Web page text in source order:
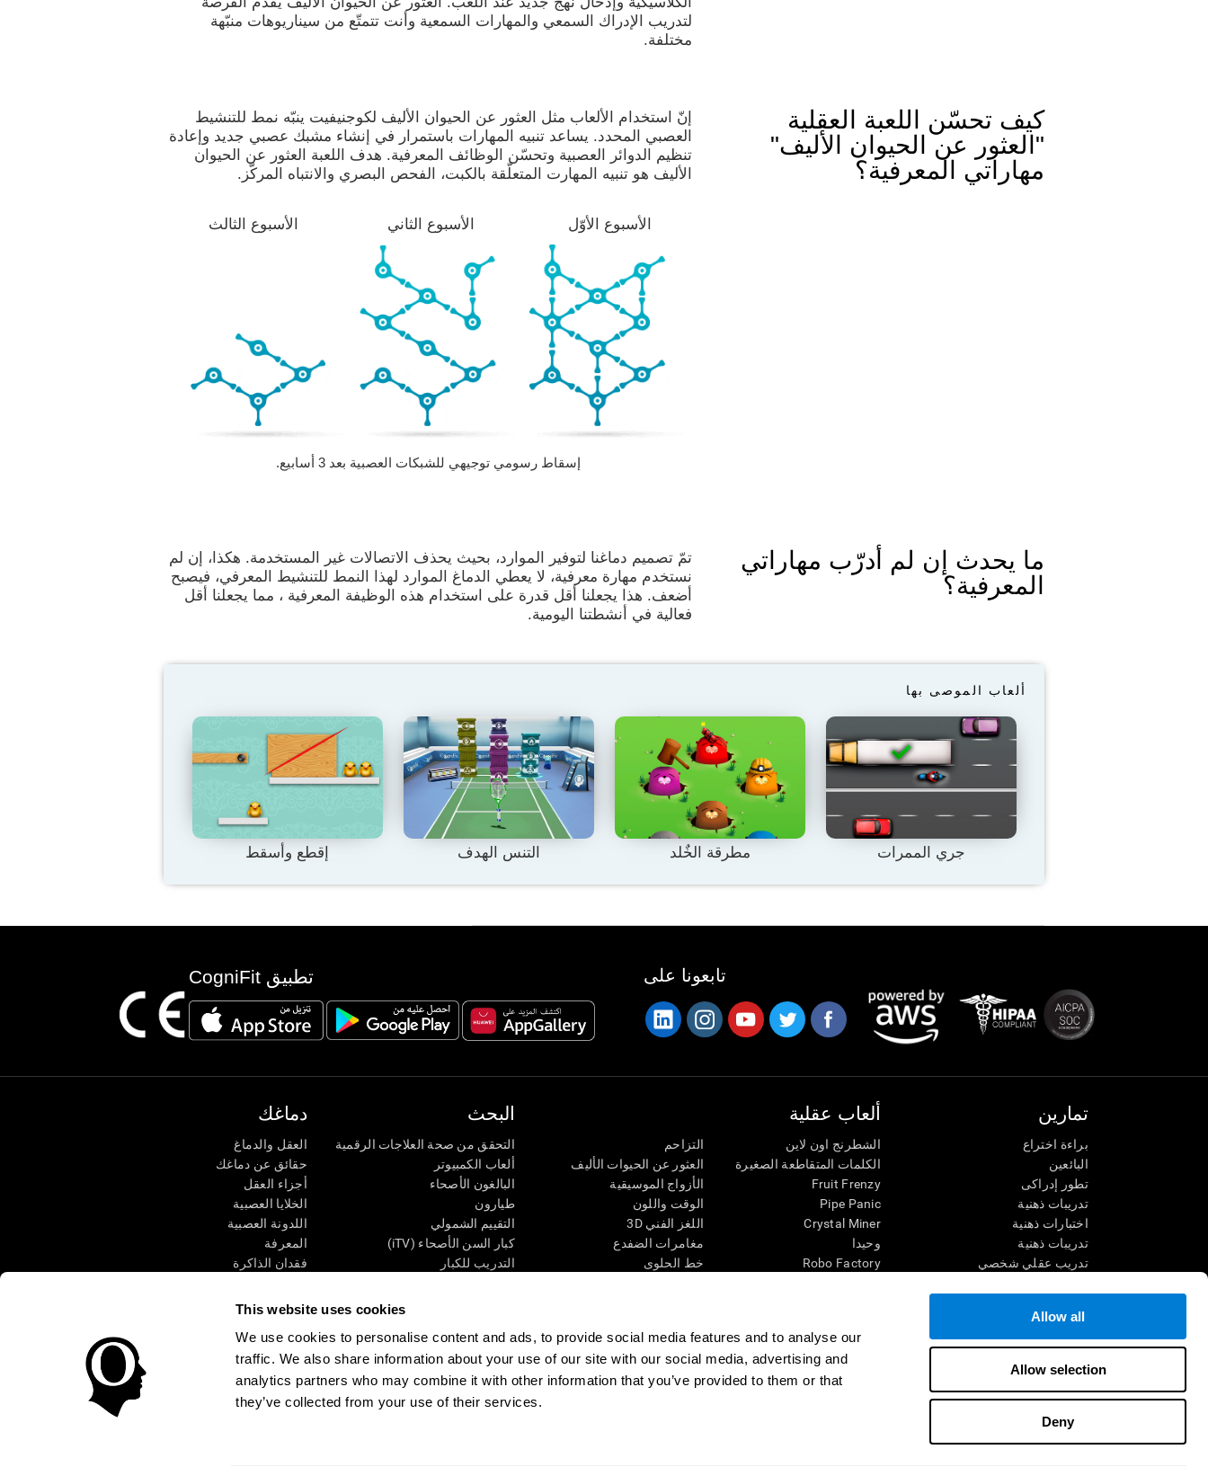
This website uses cookies
We use cookies to personalise content and ads, to provide social media features and to analyse our
traffic. We also share information about your use of our site with our social media, advertising and
analytics partners who may combine it with other information that you’ve provided to them or that
they’ve collected from your use of their services.
Allow all
Allow selection
Deny
لتدريب الإدراك السمعي والمهارات السمعية وأنت تتمتّع من سيناريوهات منبّهة
مختلفة.
كيف تحسّن اللعبة العقلية
"العثور عن الحيوان الأليف"
مهاراتي المعرفية؟
إنّ استخدام الألعاب مثل العثور عن الحيوان الأليف لكوجنيفيت ينبّه نمط للتنشيط
العصبي المحدد. يساعد تنبيه المهارات باستمرار في إنشاء مشبك عصبي جديد وإعادة
تنظيم الدوائر العصبية وتحسّن الوظائف المعرفية. هدف اللعبة العثور عن الحيوان
الأليف هو تنبيه المهارت المتعلّقة بالكبت، الفحص البصري والانتباه المركّز.
الأسبوع الأوّل الأسبوع الثاني الأسبوع الثالث
إسقاط رسومي توجيهي للشبكات العصبية بعد 3 أسابيع.
ما يحدث إن لم أدرّب مهاراتي
المعرفية؟
تمّ تصميم دماغنا لتوفير الموارد، بحيث يحذف الاتصالات غير المستخدمة. هكذا، إن لم
نستخدم مهارة معرفية، لا يعطي الدماغ الموارد لهذا النمط للتنشيط المعرفي، فيصبح
أضعف. هذا يجعلنا أقل قدرة على استخدام هذه الوظيفة المعرفية ، مما يجعلنا أقل
فعالية في أنشطتنا اليومية.
ألعاب الموصى بها
جري الممرات مطرقة الخٌلد التنس الهدف إقطع وأسقط
تطبيق CogniFit تابعونا على
دماغك
العقل والدماغ
حقائق عن دماغك
أجزاء العقل
الخلايا العصبية
اللدونة العصبية
المعرفة
فقدان الذاكرة
وظائف ذهنية
الإدراك الحسى
الانتباه
البحث
التحقق من صحة العلاجات الرقمية
ألعاب الكمبيوتر
البالغون الأصحاء
طيارون
التقييم الشمولي
كبار السن الأصحاء (iTV)
التدريب للكبار
ألعاب عقلية
الشطرنج اون لاين
الكلمات المتقاطعة الصغيرة
Fruit Frenzy
Pipe Panic
Crystal Miner
وحيدا
Robo Factory
قم بالمطابقة
فوضى الرياضيات
سباق الرخام
التزاحم
العثور عن الحيوات الأليف
الأزواج الموسيقية
الوقت واللون
اللغز الفني 3D
مغامرات الضفدع
خط الحلوى
اللعبة العقلية: تفجير البالونات
ألعاب الذكاء
ألعاب اون لاين من آجل الذاكرة
تمارين
براءة اختراع
البائعين
تطور إدراكى
تدريبات ذهنية
اختبارات ذهنية
تدريبات ذهنية
تدريب عقلي شخصي
فهم القراءة
الأطفال الموهوبون
معارك الدماغ